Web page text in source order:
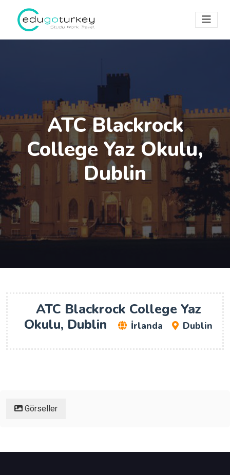
ATC Blackrock
College Yaz Okulu,
Dublin
ATC Blackrock College Yaz
Okulu, Dublin
İrlanda Dublin
Görseller